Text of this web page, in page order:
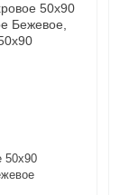
50х90